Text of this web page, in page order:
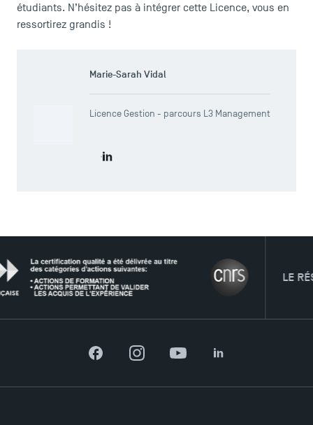
FAQ
Contact
Plans et accès à TSM
étudiants. N’hésitez pas à intégrer cette Licence, vous en
ressortirez grandis !
Marie-Sarah Vidal
Licence Gestion - parcours L3 Management
Accéder au LinkedIn de Marie-Sarah Vidal
LE RÉSEAU
FacebookInstagramYouTubeLinkedIn